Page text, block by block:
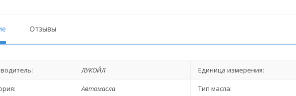
Отзывы
ЛУКОЙЛ Единица измерения:
Автомасла Тип масла: